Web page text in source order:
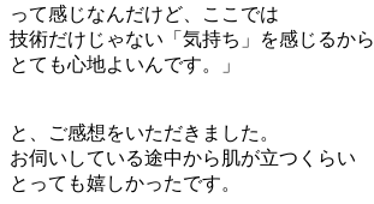
って感じなんだけど、ここでは
技術だけじゃない「気持ち」を感じるから
とても心地よいんです。」
と、ご感想をいただきました。
お伺いしている途中から肌が立つくらい
とっても嬉しかったです。